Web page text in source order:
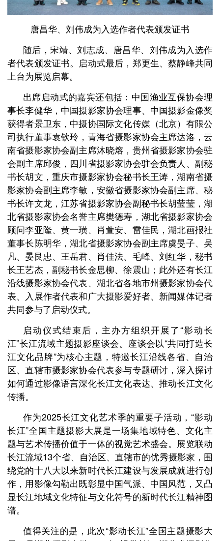
唐昌华、刘伟成为入选作者代表颁发证书
随后，宋靖、刘志成、唐昌华、刘伟成为入选作
者代表颁发证书。启动式最后，郑更生、蔡静峰共同
上台为展览启幕。
出席启动式的嘉宾还包括：中国渔业互保协会理
事长李健华，中国摄影家协会理事、中国摄影金像奖
获得者景卫东，中摄协国际文化传媒（北京）有限公
司执行董事袁钦玲，青海省摄影家协会主席达洛，云
南省摄影家协会副主席沐晓熔，贵州省摄影家协会驻
会副主席邱俊，四川省摄影家协会驻会负责人、副秘
书长胡文，重庆市摄影家协会秘书长王涛，湖南省摄
影家协会副主席李敏，安徽省摄影家协会副主席、秘
书长许文龙，江苏省摄影家协会副秘书长胡莹莹，湖
北省摄影家协会名誉主席樊德寿，湖北省摄影家协会
顾问李亚隆、黄一璜、肖萱安、雷佳民，湖北画报社
董事长陈明华，湖北省摄影家协会副主席虞旻子、吴
凡、晏艮忠、王岳君、肖佳法、毛峰、刘红华，秘书
长王艺杰，副秘书长金思柳、徐震山；此外还有长江
沿线摄影家协会代表、湖北省各地市州摄影家协会代
表、入展作者代表和广大摄影爱好者、新闻媒体记者
共同参与了启动仪式。
启动仪式结束后，主办方组织开展了“影动长
江”长江流域主题摄影座谈会。座谈会以“共同打造长
江文化品牌”为核心主题，特邀长江沿线各省、自治
区、直辖市摄影家协会代表参与专题研讨，深入探讨
如何通过影像语言深化长江文化表达、推动长江文化
传播。
作为2025长江文化艺术季的重要子活动，“影动
长江”全国主题摄影大展是一场集地域特色、文化主
题与艺术传播价值于一体的视觉艺术盛会。展览联动
长江流域13个省、自治区、直辖市的优秀摄影家，围
绕党的十八大以来新时代长江建设与发展成就进行创
作，用影像勾勒出既彰显中国气派、中国风范，又凸
显长江地域文化特征与文化符号的新时代长江精神图
谱。
值得关注的是，此次“影动长江”全国主题摄影大